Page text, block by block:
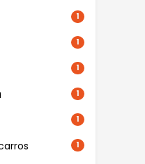
1
1
1
1
1
1